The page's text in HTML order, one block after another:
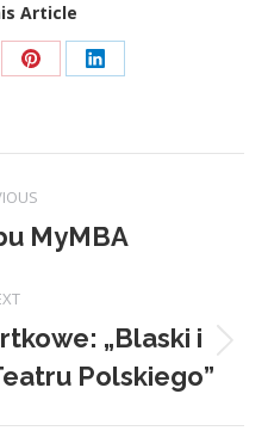
Article
Share
Pinterest
Share
LinkedIn
Previous
MyMBA
Next
post:
„Blaski i
Polskiego”